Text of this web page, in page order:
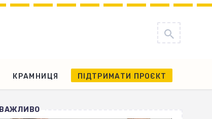
КРАМНИЦЯ ПІДТРИМАТИ ПРОЄКТ
ВАЖЛИВО